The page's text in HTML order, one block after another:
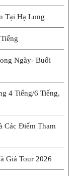
Tại Hạ Long
Ngày- Buổi
4 Tiếng/6 Tiếng,
Các Điểm Tham
Giá Tour 2026